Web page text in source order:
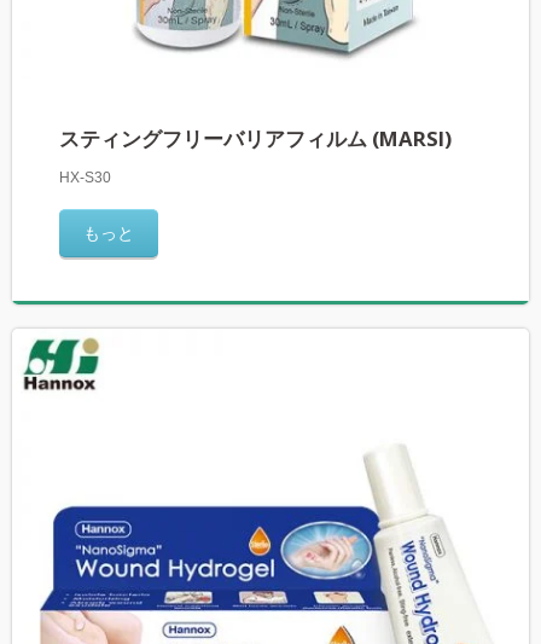
スティングフリーバリアフィルム (MARSI)
HX-S30
もっと